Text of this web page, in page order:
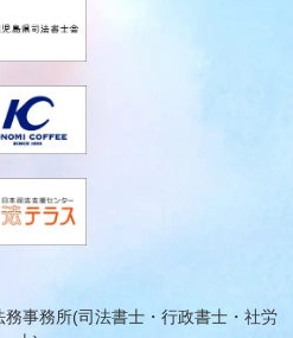
事務所(司法書士・行政書士・社労